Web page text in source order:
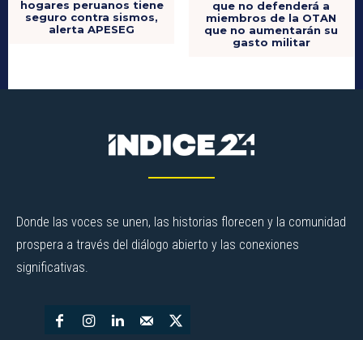
hogares peruanos tiene
seguro contra sismos,
alerta APESEG
que no defenderá a
miembros de la OTAN
que no aumentarán su
gasto militar
Donde las voces se unen, las historias florecen y la comunidad
prospera a través del diálogo abierto y las conexiones
significativas.